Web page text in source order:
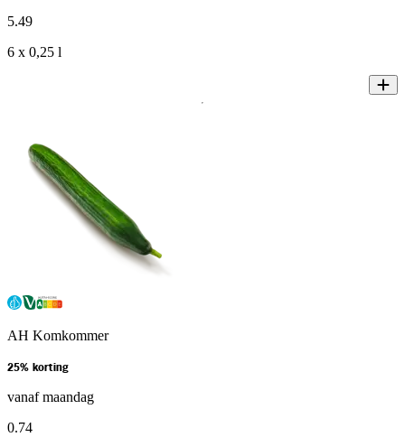
5.49
6 x 0,25 l
AH Komkommer
25% korting
vanaf maandag
0.74